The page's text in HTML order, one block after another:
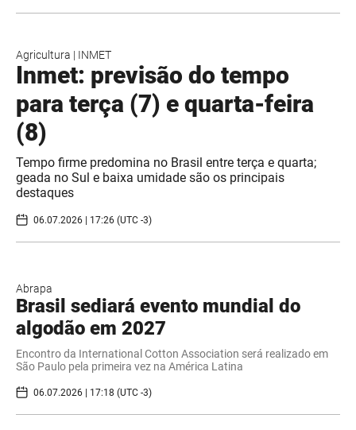
Agricultura | INMET
Inmet: previsão do tempo
para terça (7) e quarta-feira
(8)
Tempo firme predomina no Brasil entre terça e quarta;
geada no Sul e baixa umidade são os principais
destaques
06.07.2026 | 17:26 (UTC -3)
Abrapa
Brasil sediará evento mundial do
algodão em 2027
Encontro da International Cotton Association será realizado em
São Paulo pela primeira vez na América Latina
06.07.2026 | 17:18 (UTC -3)